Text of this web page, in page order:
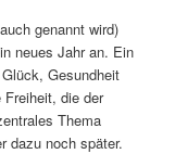
genannt wird)
neues Jahr an. Ein
Gesundheit
die der
Thema
dazu noch später.